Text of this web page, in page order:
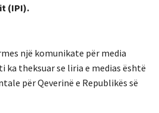
(IPI).
një komunikate për media
ka theksuar se liria e medias është
për Qeverinë e Republikës së